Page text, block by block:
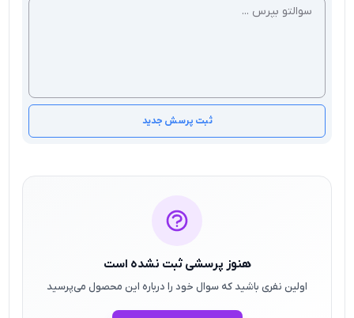
ثبت پرسش جدید
هنوز پرسشی ثبت نشده است
اولین نفری باشید که سوال خود را درباره این محصول می‌پرسید